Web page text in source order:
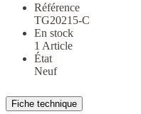
Référence
TG20215-C
En stock
1 Article
État
Neuf
Fiche technique